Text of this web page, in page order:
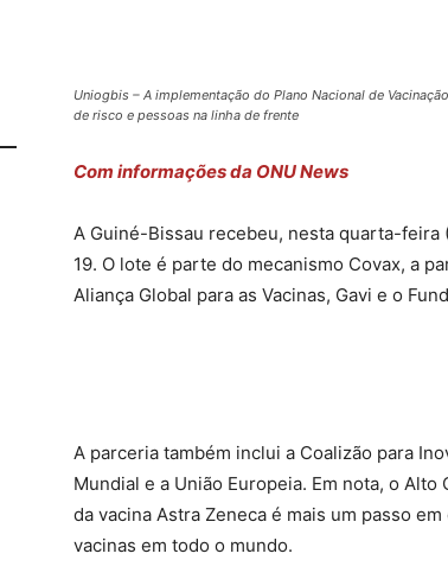
Uniogbis – A implementação do Plano Nacional de
de risco e pessoas na linha de frente
Com informações da ONU News
A Guiné-Bissau recebeu, nesta quarta-feira
19. O lote é parte do mecanismo Covax, a
Aliança Global para as Vacinas, Gavi e o
A parceria também inclui a Coalizão para
Mundial e a União Europeia. Em nota, o
da vacina Astra Zeneca é mais um passo
vacinas em todo o mundo.